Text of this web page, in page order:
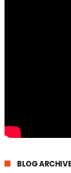
BLOG